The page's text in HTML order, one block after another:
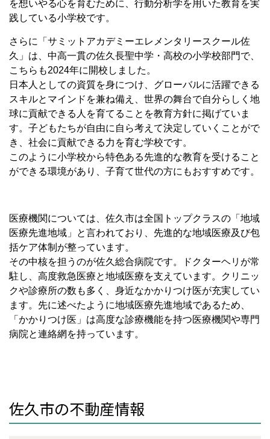
を想いやる心を育むために、行動分析学を用いた教育を実
践している小学校です。
さらに「サミットアカデミーエレメンタリースクール佐
久」は、中高一貫の佐久長聖中学・高校の小学校部門で、
こちらも2024年に開校しました。
日本人としての資質を身につけ、グローバルに活躍できる
スキルとマインドを兼ね備え、世界の舞台で自分らしく地
球に貢献できる人を育てることを教育方針に掲げていま
す。子どもたちが自由に自ら考えて決定していくことがで
き、社会に貢献できる力を育む学校です。
このように小学校から特色ある先進的な教育を受けること
ができる環境があり、子育て世代の方にもおすすめです。
医療機関については、佐久市は全国トップクラスの「地域
医療先進地域」と言われており、先進的な地域医療及び包
括ケア体制が整っています。
その中核を担うのが佐久総合病院です。ドクターヘリが常
駐し、高度救急医療と地域医療を支えています。クリニッ
クや診療所の数も多く、身近なかかりつけ医が充実してい
ます。先に述べたように地域医療先進地域であるため、
「かかりつけ医」は高度な診療機能を持つ医療機関や専門
病院と連絡網を持っています。
佐久市の不動産情報